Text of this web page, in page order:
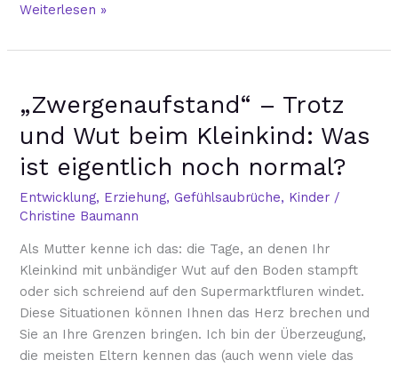
Weiterlesen »
„Zwergenaufstand“ – Trotz
und Wut beim Kleinkind: Was
ist eigentlich noch normal?
Entwicklung, Erziehung,Gefühlsaubrüche, Kinder /
Christine Baumann
Als Mutter kenne ich das: die Tage, an denen Ihr
Kleinkind mit unbändiger Wut auf den Boden stampft
oder sich schreiend auf den Supermarktfluren windet.
Diese Situationen können Ihnen das Herz brechen und
Sie an Ihre Grenzen bringen. Ich bin der Überzeugung,
die meisten Eltern kennen das (auch wenn viele das
und
Wut
Kleinkind:
ist
eigentlich
noch
normal?